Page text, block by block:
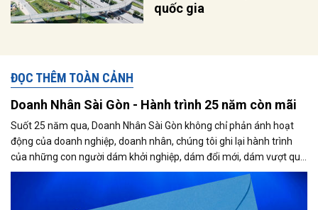
quốc gia
ĐỌC THÊM TOÀN CẢNH
Doanh Nhân Sài Gòn - Hành trình 25 năm còn mãi
Suốt 25 năm qua, Doanh Nhân Sài Gòn không chỉ phản ánh hoạt
động của doanh nghiệp, doanh nhân, chúng tôi ghi lại hành trình
của những con người dám khởi nghiệp, dám đổi mới, dám vượt qua
thất bại để tạo dựng giá trị cho xã hội...